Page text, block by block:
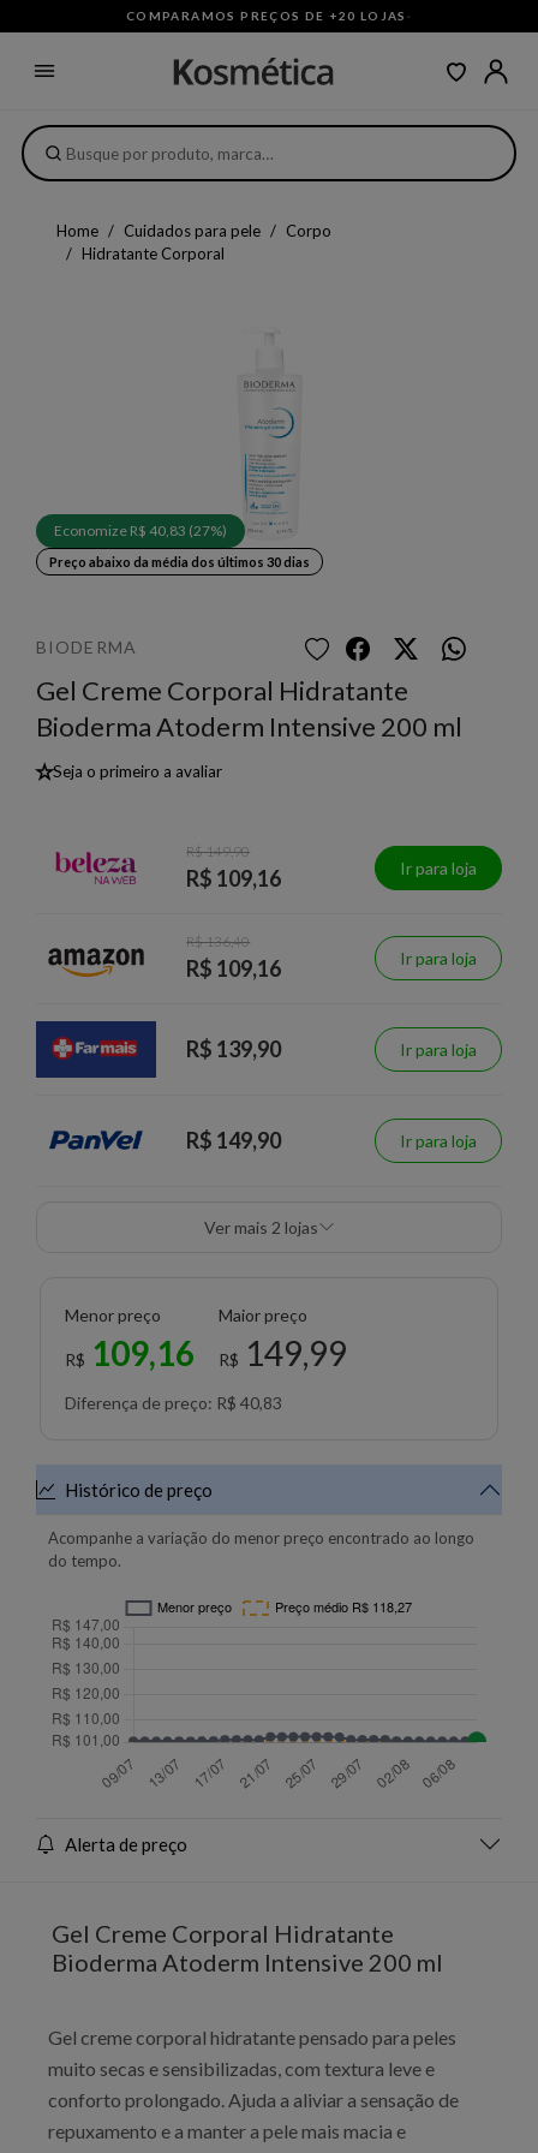
COMPARAMOS PREÇOS DE +20 LOJAS ·
Home Cuidados para pele
Corpo
Hidratante Corporal
Economize R$ 40,83 (27%)
Preço abaixo da média dos últimos 30 dias
BIODERMA
Gel Creme Corporal Hidratante
Bioderma Atoderm Intensive 200 ml
★Seja o primeiro a avaliar
R$ 149,90
R$ 109,16 Ir para loja
R$ 136,40
R$ 109,16 Ir para loja
R$ 139,90 Ir para loja
R$ 149,90 Ir para loja
Ver mais 2 lojas
Menor preço
R$ 109,16
Maior preço
R$ 149,99
Diferença de preço: R$ 40,83
Histórico de preço
Acompanhe a variação do menor preço encontrado ao longo
do tempo.
Alerta de preço
Gel Creme Corporal Hidratante
Bioderma Atoderm Intensive 200 ml
Gel creme corporal hidratante pensado para peles
muito secas e sensibilizadas, com textura leve e
conforto prolongado. Ajuda a aliviar a sensação de
repuxamento e a manter a pele mais macia e